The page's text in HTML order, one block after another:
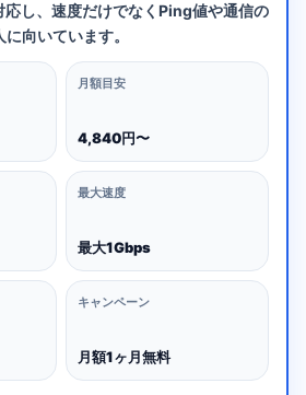
し、速度だけでなくPing値や通信の
向いています。
月額目安
4,840円〜
最大速度
最大1Gbps
キャンペーン
月額1ヶ月無料